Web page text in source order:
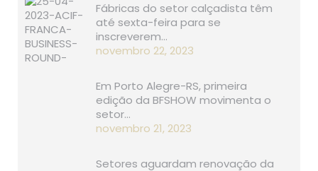
Fábricas do setor calçadista têm
até sexta-feira para se
inscreverem…
novembro 22, 2023
Em Porto Alegre-RS, primeira
edição da BFSHOW movimenta o
setor…
novembro 21, 2023
Setores aguardam renovação da